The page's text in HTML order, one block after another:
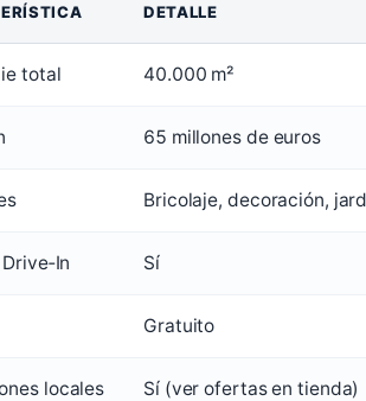
DETALLE
total 40.000 m²
65 millones de euros
Bricolaje, decoración,
Sí
Gratuito
locales Sí (ver ofertas en tienda)